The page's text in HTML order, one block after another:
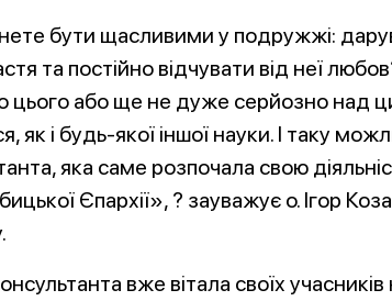
бути щасливими у подружжі:
та постійно відчувати від неї
цього або ще не дуже серйозно над
як і будь-якої іншої науки. І таку
яка саме розпочала свою
Єпархії», ? зауважує о. Ігор
вже вітала своїх учасників